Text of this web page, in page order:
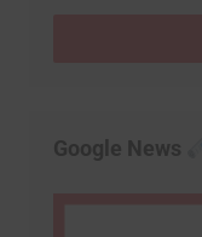
Google News